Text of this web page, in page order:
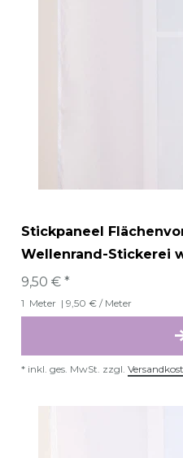
Stickpaneel
Wellenrand-Stickerei
9,50 € *
1 Meter | 9,50 € / Meter
* inkl. ges. MwSt. zzgl.